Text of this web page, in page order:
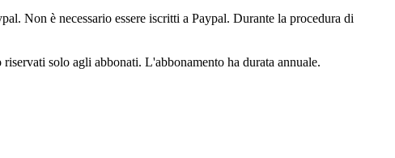
Non è necessario essere iscritti a Paypal. Durante la procedura di
solo agli abbonati. L'abbonamento ha durata annuale.